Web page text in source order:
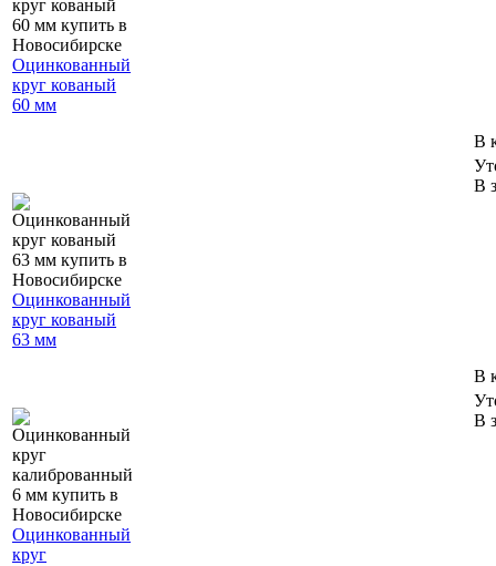
Оцинкованный
круг кованый
60 мм
В
Оцинкованный
круг кованый
63 мм
В
В
Оцинкованный
круг
В